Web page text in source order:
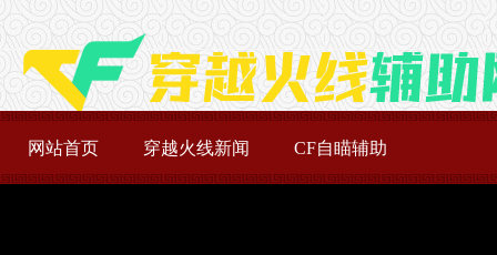
网站首页 穿越火线新闻 CF自瞄辅助